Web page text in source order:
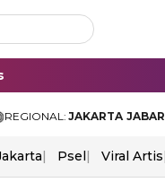
REGIONAL: JAKARTA JABAR
Psel Viral Artis